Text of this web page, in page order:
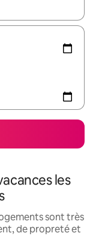
les flèches vers le
les
sont très
de propreté et